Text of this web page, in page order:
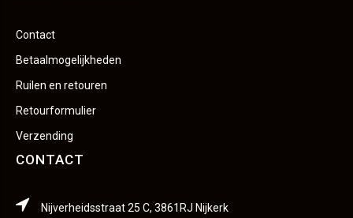
Contact
Betaalmogelijkheden
Ruilen en retouren
Retourformulier
Verzending
CONTACT
Nijverheidsstraat 25 C, 3861RJ Nijkerk